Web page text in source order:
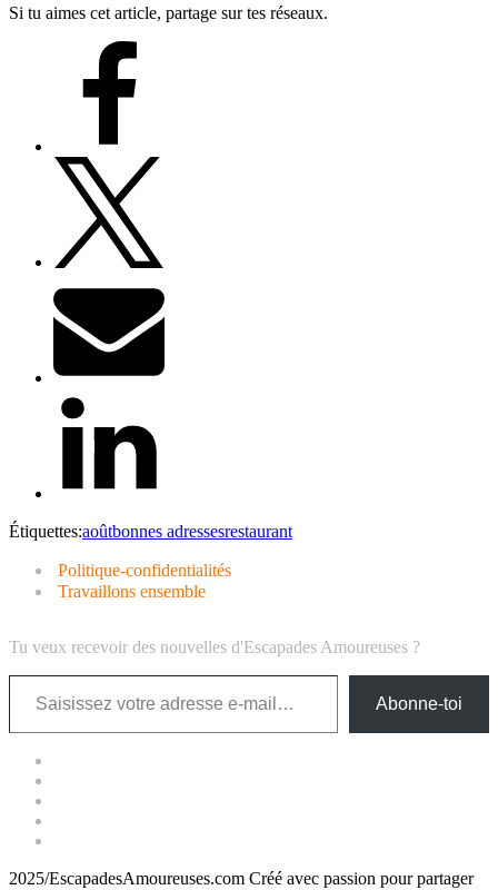
Si tu aimes cet article, partage sur tes réseaux.
Étiquettes:aoûtbonnes adressesrestaurant
Politique-confidentialités
Travaillons ensemble
Tu veux recevoir des nouvelles d'Escapades Amoureuses ?
Saisissez votre adresse e-mail…
Abonne-toi
2025/EscapadesAmoureuses.com Créé avec passion pour partager